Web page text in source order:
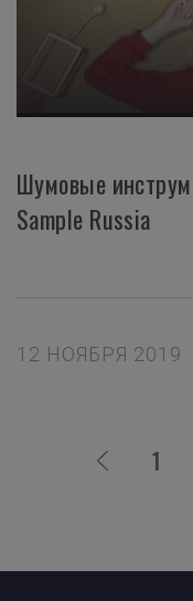
Шумовые
Sample Russia
12 НОЯБРЯ 2019
1